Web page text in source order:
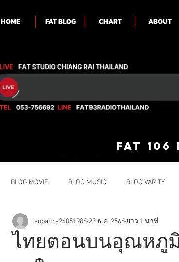
HOME FAT BLOG CHART ABOUT
FAT 106
BLOG MOVIE BLOG MUSIC BLOG VARITY
ไทยตอนบนอุณหภู
supattra24051988 23 ธ.ค. 2566 ยาว 1 นาที